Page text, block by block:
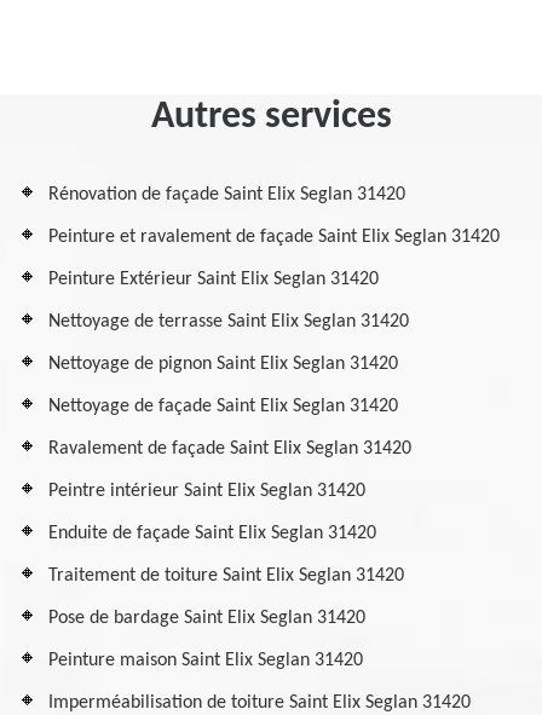
Autres services
Rénovation de façade Saint Elix Seglan 31420
Peinture et ravalement de façade Saint Elix Seglan 31420
Peinture Extérieur Saint Elix Seglan 31420
Nettoyage de terrasse Saint Elix Seglan 31420
Nettoyage de pignon Saint Elix Seglan 31420
Nettoyage de façade Saint Elix Seglan 31420
Ravalement de façade Saint Elix Seglan 31420
Peintre intérieur Saint Elix Seglan 31420
Enduite de façade Saint Elix Seglan 31420
Traitement de toiture Saint Elix Seglan 31420
Pose de bardage Saint Elix Seglan 31420
Peinture maison Saint Elix Seglan 31420
Imperméabilisation de toiture Saint Elix Seglan 31420